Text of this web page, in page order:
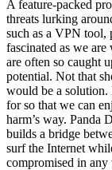
A feature-packed
threats lurking
such as a VPN tool,
fascinated as we
are often so caught
potential. Not that
would be a solution.
for so that we can
harm’s way. Panda
builds a bridge
surf the Internet
compromised in any